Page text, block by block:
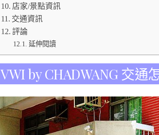
店家/景點資訊
交通資訊
評論
延伸閱讀
VWI by CHADWANG 交通